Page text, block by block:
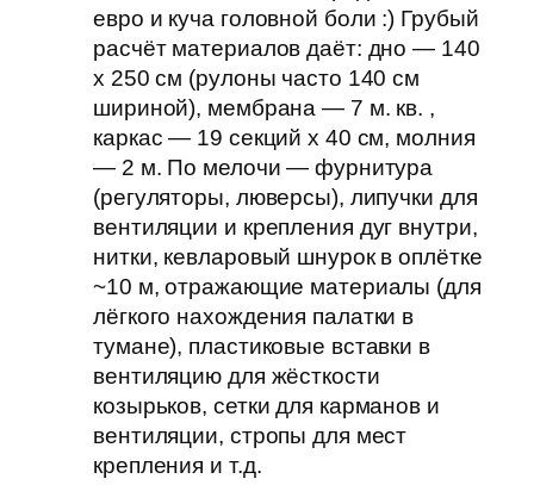
евро и куча головной боли :) Грубый
расчёт материалов даёт: дно — 140
x 250 см (рулоны часто 140 см
шириной), мембрана — 7 м. кв. ,
каркас — 19 секций х 40 см, молния
— 2 м. По мелочи — фурнитура
(регуляторы, люверсы), липучки для
вентиляции и крепления дуг внутри,
нитки, кевларовый шнурок в оплётке
~10 м, отражающие материалы (для
лёгкого нахождения палатки в
тумане), пластиковые вставки в
вентиляцию для жёсткости
козырьков, сетки для карманов и
вентиляции, стропы для мест
крепления и т.д.